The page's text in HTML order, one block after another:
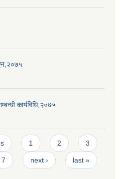
ऐन,२०७५
कार्यविधि,२०७५
1 2 3
7 next › last »